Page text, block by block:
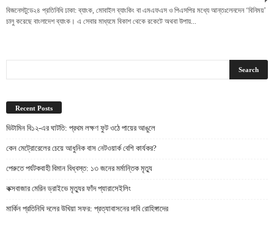
বিজনেসটুডে২৪ প্রতিনিধি ঢাকা: ব্যাংক, মোবাইল ব্যাংকিং বা এমএফএস ও পিএসপির মধ্যে আন্তঃলেনদেন ‘বিনিময়’
চালু করেছে বাংলাদেশ ব্যাংক। এ সেবার মাধ্যমে বিকাশ থেকে রকেটে অথবা উপায়...
Recent Posts
ভিটামিন বি১২-এর ঘাটতি: প্রথম লক্ষণ ফুট ওঠে পায়ের আঙুলে
কেন মেট্রোরেলের চেয়ে আধুনিক বাস নেটওয়ার্ক বেশি কার্যকর?
পেরুতে পর্যটকবাহী বিমান বিধ্বস্ত: ১৩ জনের মর্মান্তিক মৃত্যু
কক্সবাজার মেরিন ড্রাইভে মৃত্যুর ফাঁদ প্যারাসেইলিং
মার্কিন প্রতিনিধি দলের উখিয়া সফর: প্রত্যাবাসনের দাবি রোহিঙ্গাদের